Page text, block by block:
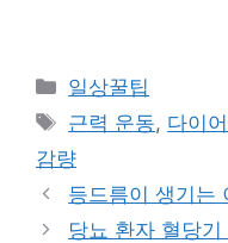
카
테
리
일상꿀팁
태
그
근력 운동, 다이
감량
등드름이 생기는
당뇨 환자 혈당